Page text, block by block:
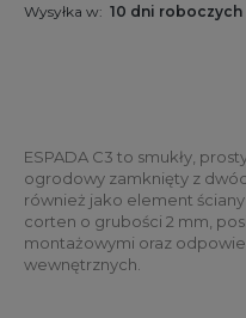
Wysyłka w: 10 dni roboczych
ESPADA C3 to smukły,
ogrodowy zamknięty z
również jako element
corten o grubości 2 mm,
montażowymi oraz
wewnętrznych.